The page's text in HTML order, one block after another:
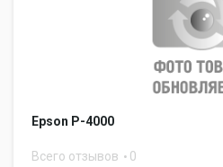
Epson P-4000
Всего отзывов 0